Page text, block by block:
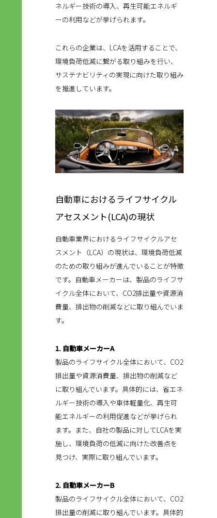
ネルギー技術の導入、再生可能エネルギ
ーの利用などが挙げられます。
これらの企業は、LCAを活用することで、
環境負荷低減に繋がる取り組みを行い、
サステナビリティの実現に向けた取り組み
を推進しています。
自動車におけるライフサイクル
アセスメント(LCA)の現状
自動車業界におけるライフサイクルアセ
スメント（LCA）の現状は、環境負荷低減
のための取り組みが進んでいることが特徴
です。自動車メーカーは、製品のライフサ
イクル全体において、CO2排出量や資源消
費量、排出物の削減などに取り組んでいま
す。
1. 自動車メーカーA
製品のライフサイクル全体において、CO2
排出量や資源消費量、排出物の削減など
に取り組んでいます。具体的には、省エネ
ルギー技術の導入や車体軽量化、再生可
能エネルギーの利用促進などが挙げられ
ます。また、自社の製品に対してLCAを実
施し、環境負荷の低減に向けた改善点を
見つけ、実際に取り組んでいます。
2. 自動車メーカーB
製品のライフサイクル全体において、CO2
排出量の削減に取り組んでいます。具体的